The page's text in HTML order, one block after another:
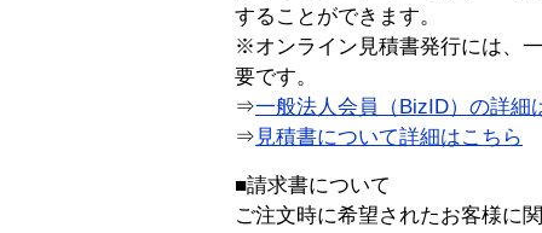
することができます。
※オンライン見積書発行には、
要です。
⇒一般法人会員（BizID）の詳細
⇒ 見積書について詳細はこちら
■請求書について
ご注文時に希望されたお客様に